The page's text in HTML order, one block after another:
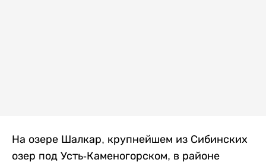
На озере Шалкар, крупнейшем из Сибинских
озер под Усть-Каменогорском, в районе